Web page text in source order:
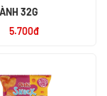
32G
5.700đ